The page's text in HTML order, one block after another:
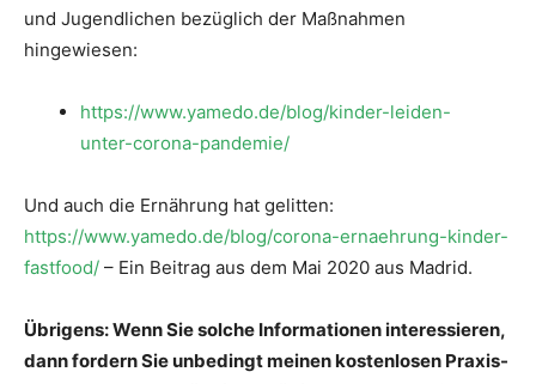
und Jugendlichen bezüglich der Maßnahmen
hingewiesen:
https://www.yamedo.de/blog/kinder-leiden-
unter-corona-pandemie/
Und auch die Ernährung hat gelitten:
https://www.yamedo.de/blog/corona-ernaehrung-kinder-
fastfood/ – Ein Beitrag aus dem Mai 2020 aus Madrid.
Übrigens: Wenn Sie solche Informationen interessieren,
dann fordern Sie unbedingt meinen kostenlosen Praxis-